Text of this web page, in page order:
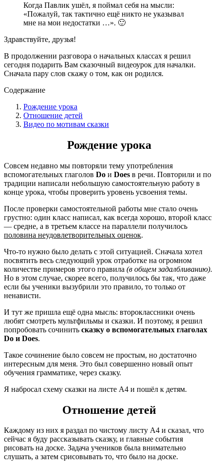
Когда Павлик ушёл, я поймал себя на мысли:
«Пожалуй, так тактично ещё никто не указывал
мне на мои недостатки …». 🙂
Здравствуйте, друзья!
В продолжении разговора о начальных классах я решил
сегодня подарить Вам сказочный видеоурок для началки.
Сначала пару слов скажу о том, как он родился.
Содержание
Рождение урока
Отношение детей
Видео по мотивам сказки
Рождение урока
Совсем недавно мы повторяли тему употребления
вспомогательных глаголов Do и Does в речи. Повторили и по
традиции написали небольшую самостоятельную работу в
конце урока, чтобы проверить уровень усвоения темы.
После проверки самостоятельной работы мне стало очень
грустно: один класс написал, как всегда хорошо, второй класс
— средне, а в третьем классе на параллели получилось
половина неудовлетворительных оценок.
Что-то нужно было делать с этой ситуацией. Сначала хотел
посвятить весь следующий урок отработке на огромном
количестве примеров этого правила (в общем задалбливанию).
Но в этом случае, скорее всего, получилось бы так, что даже
если бы ученики вызубрили это правило, то только от
ненависти.
И тут же пришла ещё одна мысль: второклассники очень
любят смотреть мультфильмы и сказки. И поэтому, я решил
попробовать сочинить сказку о вспомогательных глаголах
Do и Does.
Такое сочинение было совсем не простым, но достаточно
интересным для меня. Это был совершенно новый опыт
обучения грамматике, через сказку.
Я набросал схему сказки на листе А4 и пошёл к детям.
Отношение детей
Каждому из них я раздал по чистому листу А4 и сказал, что
сейчас я буду рассказывать сказку, и главные события
рисовать на доске. Задача учеников была внимательно
слушать, а затем срисовывать то, что было на доске.